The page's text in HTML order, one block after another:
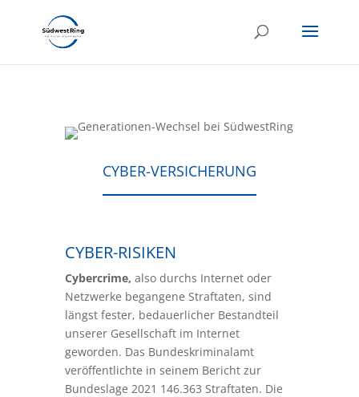
CYBER-VERSICHERUNG
CYBER-RISIKEN
Cybercrime, also durchs Internet oder
Netzwerke begangene Straftaten, sind
längst fester, bedauerlicher Bestandteil
unserer Gesellschaft im Internet
geworden. Das Bundeskriminalamt
veröffentlichte in seinem Bericht zur
Bundeslage 2021 146.363 Straftaten. Die